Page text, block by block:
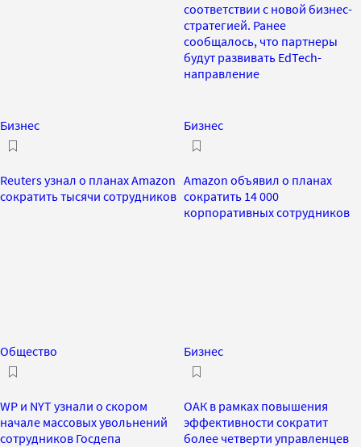
соответствии с новой бизнес-
стратегией. Ранее
сообщалось, что партнеры
будут развивать EdTech-
направление
Бизнес
Reuters узнал о планах Amazon
сократить тысячи сотрудников
Бизнес
Amazon объявил о планах
сократить 14 000
корпоративных сотрудников
Общество
WP и NYT узнали о скором
начале массовых увольнений
сотрудников Госдепа
Бизнес
ОАК в рамках повышения
эффективности сократит
более четверти управленцев